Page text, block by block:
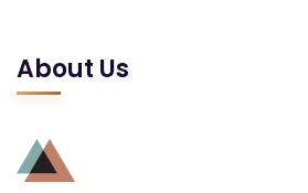
About Us